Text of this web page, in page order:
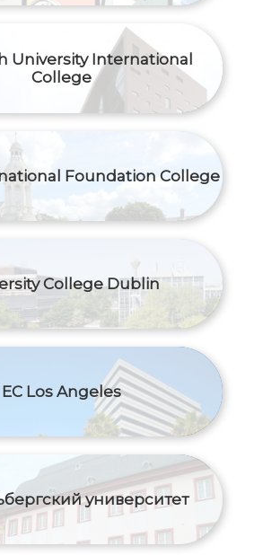
University International
College
Foundation College
College Dublin
EC Los Angeles
университет